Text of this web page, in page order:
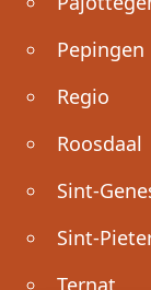
Pepingen
Regio
Roosdaal
Sint-
Sint-
Ternat